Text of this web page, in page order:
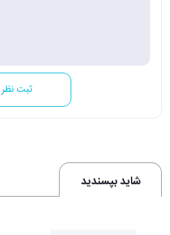
ثبت نظر
شاید بپسندید